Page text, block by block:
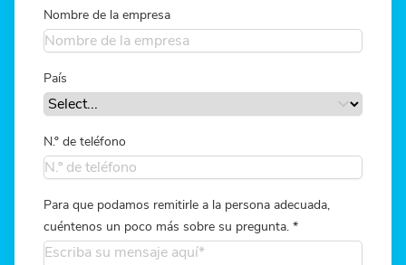
Nombre de la empresa
País
N.º de teléfono
Para que podamos remitirle a la persona adecuada,
cuéntenos un poco más sobre su pregunta. *